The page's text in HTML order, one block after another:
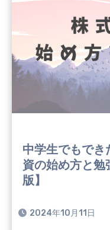
中学生でもでき
資の始め方と勉
版】
2024年10月11日